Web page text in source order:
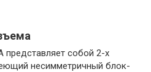
представляет собой 2-х
несимметричный блок-